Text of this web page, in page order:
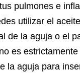
pulmones e
utilizar el
de la aguja o el
es
la aguja para